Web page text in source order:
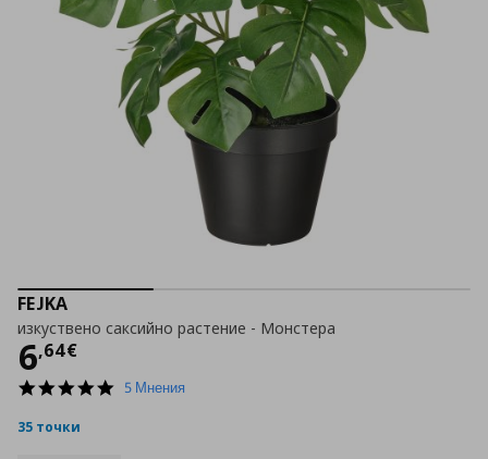
FEJKA
изкуствено саксийно растение - Монстера
6,64€
Цена
5.0
5 Мнения
35 точки